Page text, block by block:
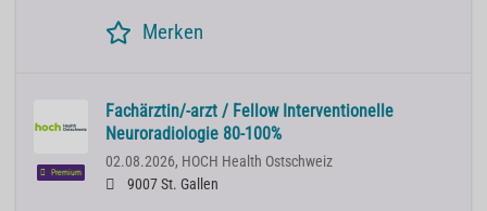
Merken
Premium
Fachärztin/-arzt / Fellow Interventionelle
Neuroradiologie 80-100%
02.08.2026, HOCH Health Ostschweiz
9007 St. Gallen